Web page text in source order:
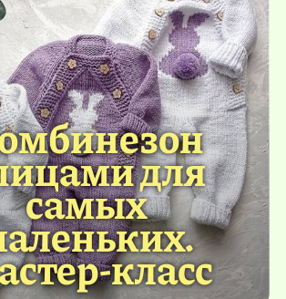
для
самых
класс